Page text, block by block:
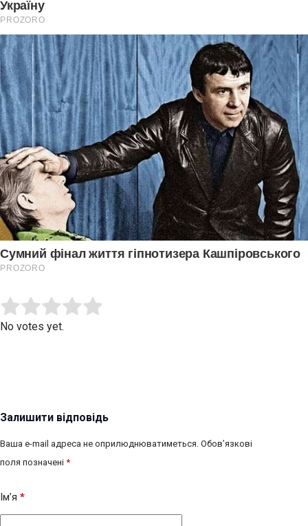
Rate this item:
No votes yet.
Залишити відповідь
Ваша e-mail адреса не оприлюднюватиметься. Обов’язкові
поля позначені *
Ім’я *